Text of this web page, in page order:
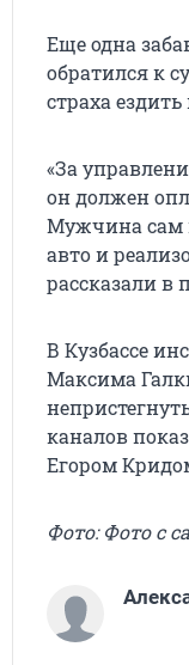
Еще одна
обратился к
страха
«За
он должен
Мужчина сам
авто и
рассказали в
В Кузбассе
Максима
каналов
Егором
Фото: Фото с